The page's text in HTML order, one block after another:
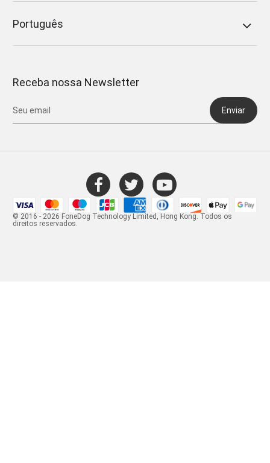
Português
Receba nossa Newsletter
Enviar
© 2016 - 2026 FoneDog Technology Limited, Hong Kong. Todos os
direitos reservados.